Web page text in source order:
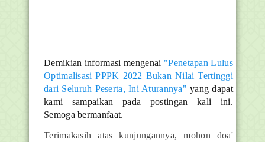
Demikian informasi mengenai "Penetapan Lulus
Optimalisasi PPPK 2022 Bukan Nilai Tertinggi
dari Seluruh Peserta, Ini Aturannya" yang dapat
kami sampaikan pada postingan kali ini.
Semoga bermanfaat.
Terimakasih atas kunjungannya, mohon doa'